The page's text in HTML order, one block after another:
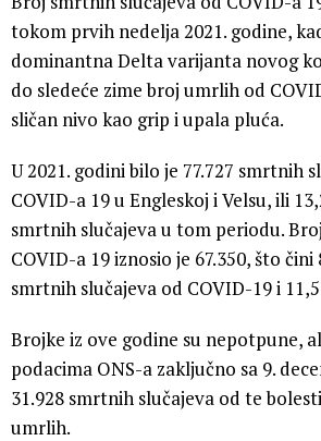
tokom prvih nedelja 2021. godine,
dominantna Delta varijanta novog
do sledeće zime broj umrlih od
sličan nivo kao grip i upala pluća.
U 2021. godini bilo je 77.727 smrtnih
COVID-a 19 u Engleskoj i Velsu, ili
smrtnih slučajeva u tom periodu.
COVID-a 19 iznosio je 67.350, što
smrtnih slučajeva od COVID-19 i
Brojke iz ove godine su nepotpune,
podacima ONS-a zaključno sa 9.
31.928 smrtnih slučajeva od te
umrlih.